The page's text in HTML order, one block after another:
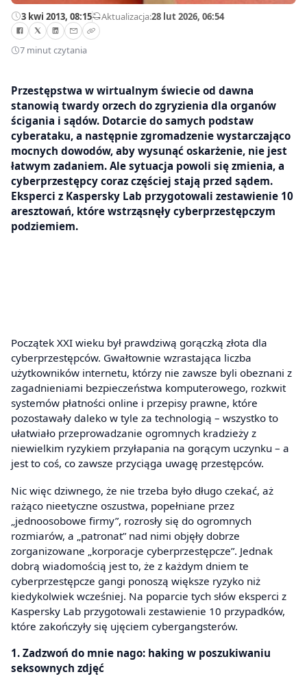
3 kwi 2013, 08:15—Aktualizacja:28 lut 2026, 06:54
7 minut czytania
Przestępstwa w wirtualnym świecie od dawna
stanowią twardy orzech do zgryzienia dla organów
ścigania i sądów. Dotarcie do samych podstaw
cyberataku, a następnie zgromadzenie wystarczająco
mocnych dowodów, aby wysunąć oskarżenie, nie jest
łatwym zadaniem. Ale sytuacja powoli się zmienia, a
cyberprzestępcy coraz częściej stają przed sądem.
Eksperci z Kaspersky Lab przygotowali zestawienie 10
aresztowań, które wstrząsnęły cyberprzestępczym
podziemiem.
Początek XXI wieku był prawdziwą gorączką złota dla
cyberprzestępców. Gwałtownie wzrastająca liczba
użytkowników internetu, którzy nie zawsze byli obeznani z
zagadnieniami bezpieczeństwa komputerowego, rozkwit
systemów płatności online i przepisy prawne, które
pozostawały daleko w tyle za technologią – wszystko to
ułatwiało przeprowadzanie ogromnych kradzieży z
niewielkim ryzykiem przyłapania na gorącym uczynku – a
jest to coś, co zawsze przyciąga uwagę przestępców.
Nic więc dziwnego, że nie trzeba było długo czekać, aż
rażąco nieetyczne oszustwa, popełniane przez
„jednoosobowe firmy”, rozrosły się do ogromnych
rozmiarów, a „patronat” nad nimi objęły dobrze
zorganizowane „korporacje cyberprzestępcze”. Jednak
dobrą wiadomością jest to, że z każdym dniem te
cyberprzestępcze gangi ponoszą większe ryzyko niż
kiedykolwiek wcześniej. Na poparcie tych słów eksperci z
Kaspersky Lab przygotowali zestawienie 10 przypadków,
które zakończyły się ujęciem cybergangsterów.
1. Zadzwoń do mnie nago: haking w poszukiwaniu
seksownych zdjęć